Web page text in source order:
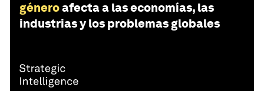
géneroafecta a las economías, las
industrias y los problemas globales